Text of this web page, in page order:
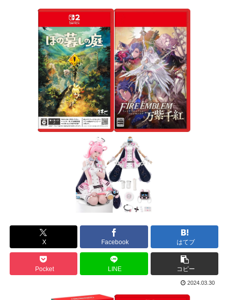
X Facebook はてブ
Pocket LINE コピー
2024.03.30